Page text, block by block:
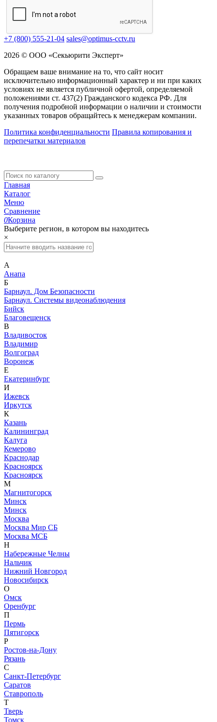
+7 (800) 555-21-04 sales@optimus-cctv.ru
2026 © ООО «Секьюрити Эксперт»
Обращаем ваше внимание на то, что сайт носит
исключительно информационный характер и ни при каких
условиях не является публичной офертой, определяемой
положениями ст. 437(2) Гражданского кодекса РФ. Для
получения подробной информации о наличии и стоимости
указанных товаров обращайтесь к менеджерам компании.
Политика конфиденциальности Правила копирования и
перепечатки материалов
Главная
Каталог
Меню
Сравнение
0Корзина
Выберите регион, в котором вы находитесь
×
А
Анапа
Б
Барнаул. Дом Безопасности
Барнаул. Системы видеонаблюдения
Бийск
Благовещенск
В
Владивосток
Владимир
Волгоград
Воронеж
Е
Екатеринбург
И
Ижевск
Иркутск
К
Казань
Калининград
Калуга
Кемерово
Краснодар
Красноярск
Красноярск
М
Магнитогорск
Минск
Минск
Москва
Москва Мир СБ
Москва МСБ
Н
Набережные Челны
Нальчик
Нижний Новгород
Новосибирск
О
Омск
Оренбург
П
Пермь
Пятигорск
Р
Ростов-на-Дону
Рязань
С
Санкт-Петербург
Саратов
Ставрополь
Т
Тверь
Томск